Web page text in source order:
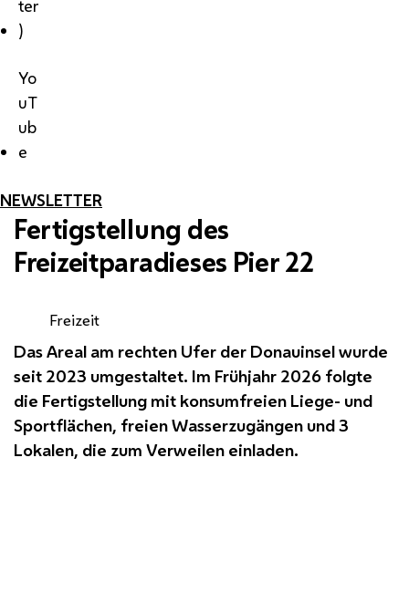
ter
)
Yo
uT
ub
e
NEWSLETTER
Fertigstellung des
Freizeitparadieses Pier 22
Freizeit
Das Areal am rechten Ufer der Donauinsel wurde
seit 2023 umgestaltet. Im Frühjahr 2026 folgte
die Fertigstellung mit konsumfreien Liege- und
Sportflächen, freien Wasserzugängen und 3
Lokalen, die zum Verweilen einladen.